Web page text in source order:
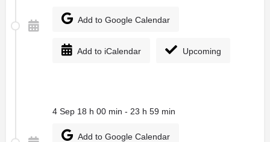
Add to Google Calendar
Add to iCalendar Upcoming
4 Sep 18 h 00 min - 23 h 59 min
Add to Google Calendar